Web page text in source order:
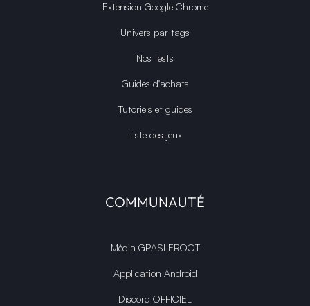
Extension Google Chrome
Univers par tags
Nos tests
Guides d'achats
Tutoriels et guides
Liste des jeux
COMMUNAUTÉ
Média GPASLEROOT
Application Android
Discord OFFICIEL